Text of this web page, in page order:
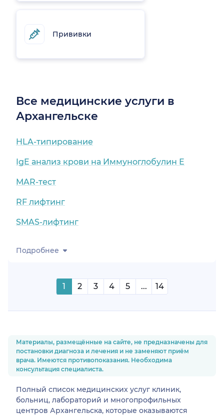
Прививки
Все медицинские услуги в
Архангельске
HLA-типирование
IgE анализ крови на Иммуноглобулин Е
MAR-тест
RF лифтинг
SMAS-лифтинг
Подробнее
1 2 3 4 5 ... 14
Материалы, размещённые на сайте, не предназначены для
постановки диагноза и лечения и не заменяют приём
врача. Имеются противопоказания. Необходима
консультация специалиста.
Полный список медицинских услуг клиник,
больниц, лабораторий и многопрофильных
центров Архангельска, которые оказываются